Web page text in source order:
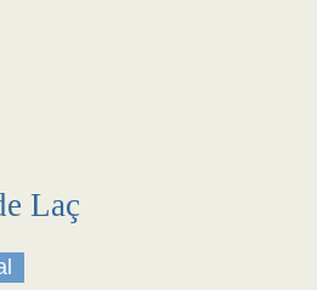
Laç